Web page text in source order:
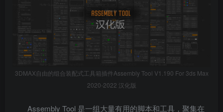
3DMAX自由的组合装配式工具箱插件Assembly Tool V1.190 For 3ds Max
2020-2022 汉化版
Assembly Tool 是一组大量有用的脚本和工具，聚集在